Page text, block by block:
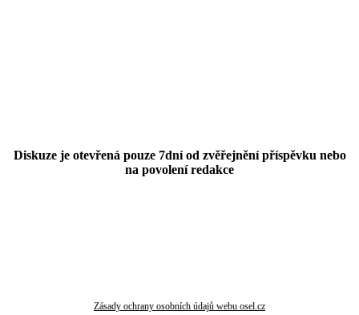
Diskuze je otevřená pouze 7dní od zvěřejnění příspěvku nebo
na povolení redakce
Zásady ochrany osobních údajů webu osel.cz